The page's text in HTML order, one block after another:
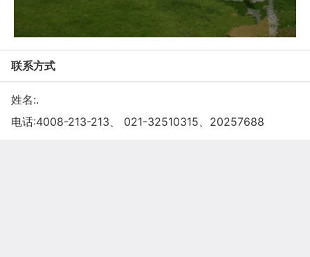
联系方式
姓名:.
电话:4008-213-213、 021-32510315、20257688